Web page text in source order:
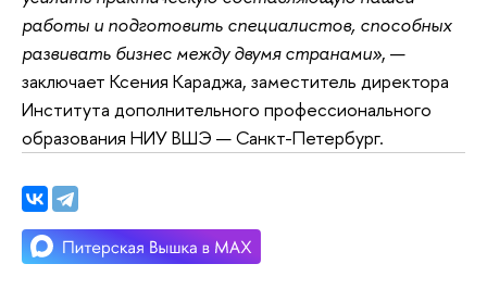
работы и подготовить специалистов, способных
развивать бизнес между двумя странами», —
заключает Ксения Караджа, заместитель директора
Института дополнительного профессионального
образования НИУ ВШЭ — Санкт-Петербург.